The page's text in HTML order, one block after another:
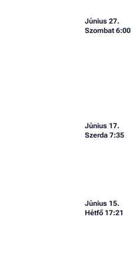
Június 27.
Szombat 6:00
Június 17.
Szerda 7:35
Június 15.
Hétfő 17:21